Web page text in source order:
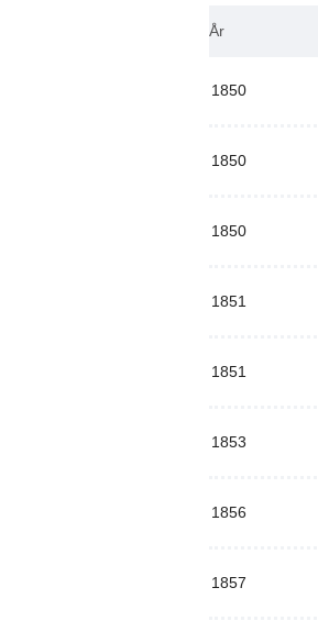
År
1850
1850
1850
1851
1851
1853
1856
1857